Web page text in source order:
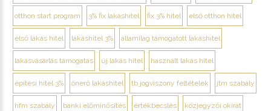
otthon start program 3% fix lakáshitel fix 3% hitel első otthon hitel
első lakás hitel lakáshitel 3% államilag támogatott lakáshitel
lakásvásárlás támogatás új lakás hitel használt lakás hitel
építési hitel 3% önerő lakáshitel tb jogviszony feltételek jtm szabály
hfm szabály banki előminősítés értékbecslés közjegyzői okirat